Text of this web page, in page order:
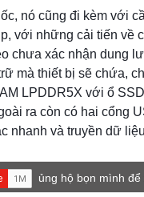
nó cũng đi kèm với
với những cải tiến về
chưa xác nhận dung
mà thiết bị sẽ chứa,
LPDDR5X với ổ
ra còn có hai cổng
nhanh và truyền dữ
ủng hộ bọn mình